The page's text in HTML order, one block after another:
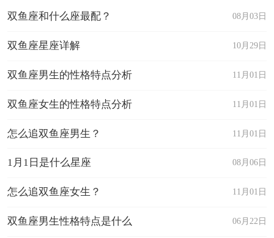
08月03日
双鱼座和什么座最配？
10月29日
双鱼座星座详解
11月01日
双鱼座男生的性格特点分析
11月01日
双鱼座女生的性格特点分析
11月01日
怎么追双鱼座男生？
08月06日
1月1日是什么星座
11月01日
怎么追双鱼座女生？
06月22日
双鱼座男生性格特点是什么